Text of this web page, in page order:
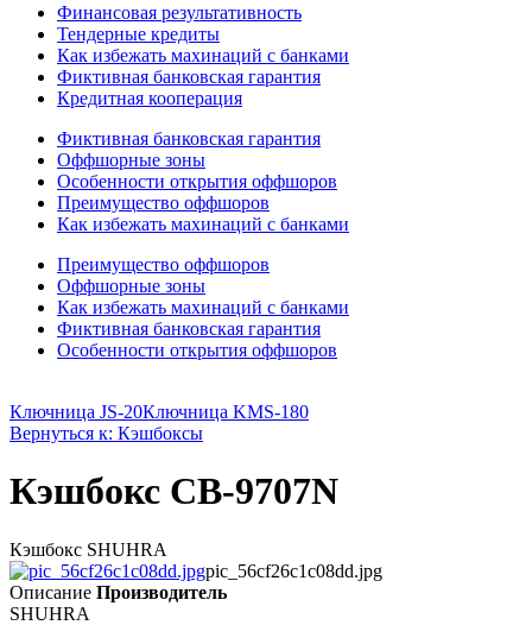
Финансовая результативность
Тендерные кредиты
Как избежать махинаций с банками
Фиктивная банковская гарантия
Кредитная кооперация
Фиктивная банковская гарантия
Оффшорные зоны
Особенности открытия оффшоров
Преимущество оффшоров
Как избежать махинаций с банками
Преимущество оффшоров
Оффшорные зоны
Как избежать махинаций с банками
Фиктивная банковская гарантия
Особенности открытия оффшоров
Ключница JS-20Ключница KMS-180
Вернуться к: Кэшбоксы
Кэшбокс CB-9707N
Кэшбокс SHUHRA
pic_56cf26c1c08dd.jpg
Описание Производитель
SHUHRA